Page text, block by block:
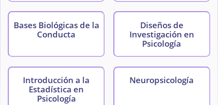
Bases Biológicas de la
Conducta
Diseños de
Investigación en
Psicología
Introducción a la
Estadística en
Psicología
Neuropsicología